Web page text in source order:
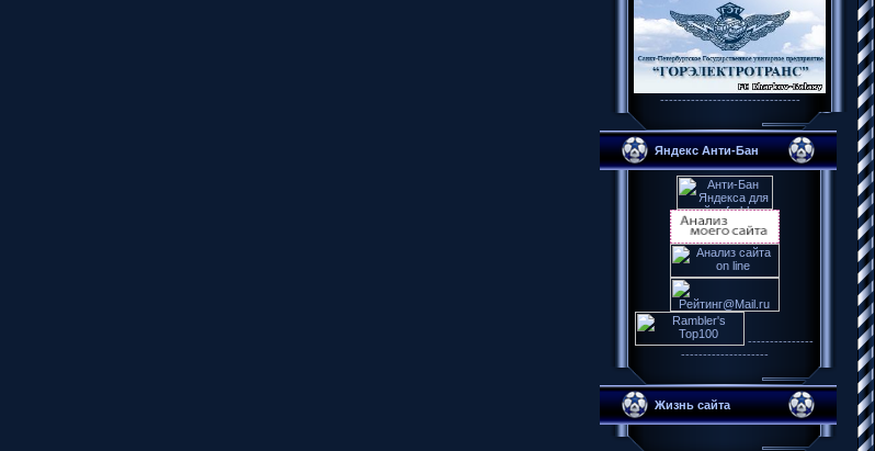
--------------------------------
Яндекс Анти-Бан
---------------
--------------------
Жизнь сайта